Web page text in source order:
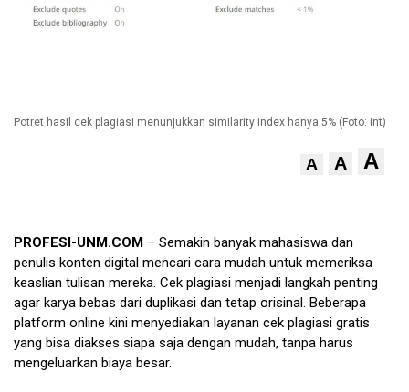
Potret hasil cek plagiasi menunjukkan similarity index hanya 5% (Foto: int)
A A A
PROFESI-UNM.COM – Semakin banyak mahasiswa dan
penulis konten digital mencari cara mudah untuk memeriksa
keaslian tulisan mereka. Cek plagiasi menjadi langkah penting
agar karya bebas dari duplikasi dan tetap orisinal. Beberapa
platform online kini menyediakan layanan cek plagiasi gratis
yang bisa diakses siapa saja dengan mudah, tanpa harus
mengeluarkan biaya besar.